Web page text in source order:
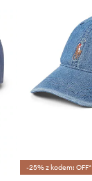
-25% z kodem: OFF*